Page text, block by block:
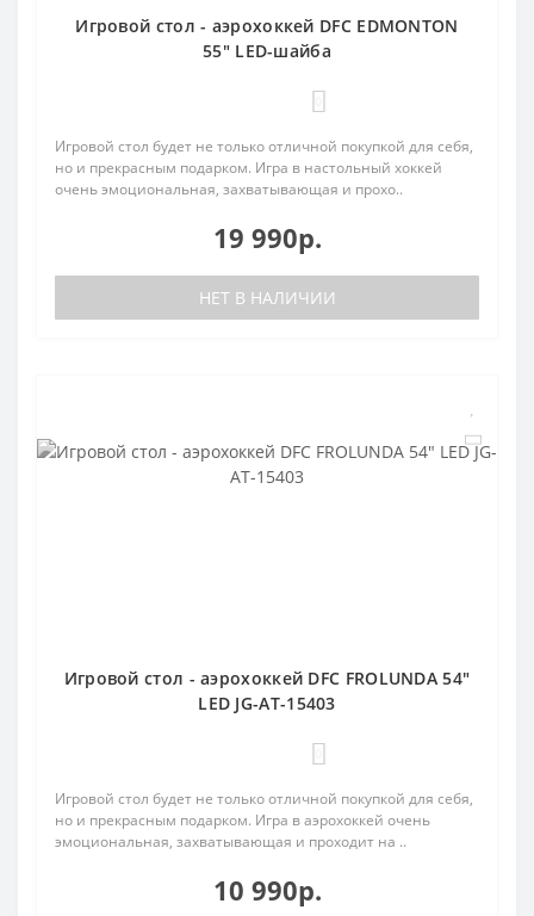
Игровой стол - аэрохоккей DFC EDMONTON
55" LED-шайба
Игровой стол будет не только отличной покупкой для себя,
но и прекрасным подарком. Игра в настольный хоккей
очень эмоциональная, захватывающая и прохо..
19 990р.
НЕТ В НАЛИЧИИ
Игровой стол - аэрохоккей DFC FROLUNDA 54"
LED JG-AT-15403
Игровой стол будет не только отличной покупкой для себя,
но и прекрасным подарком. Игра в аэрохоккей очень
эмоциональная, захватывающая и проходит на ..
10 990р.